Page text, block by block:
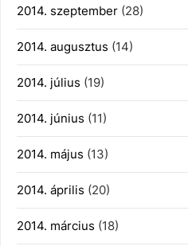
2014. szeptember (28)
2014. augusztus (14)
2014. július (19)
2014. június (11)
2014. május (13)
2014. április (20)
2014. március (18)